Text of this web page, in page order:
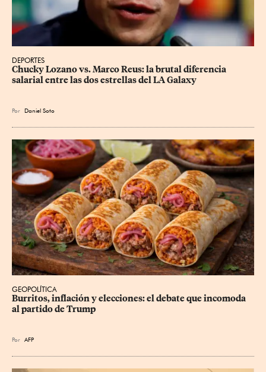
DEPORTES
Chucky Lozano vs. Marco Reus: la brutal diferencia
salarial entre las dos estrellas del LA Galaxy
Por Daniel Soto
GEOPOLÍTICA
Burritos, inflación y elecciones: el debate que incomoda
al partido de Trump
Por AFP